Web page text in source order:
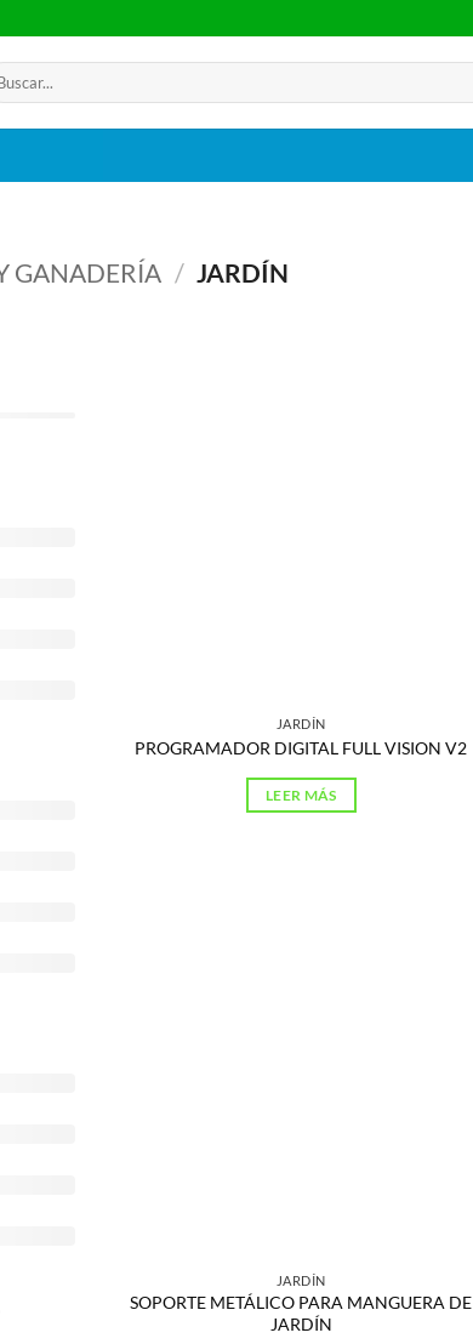
GANADERÍA / JARDÍN
JARDÍN
PROGRAMADOR DIGITAL FULL VISION V2
LEER MÁS
JARDÍN
SOPORTE METÁLICO PARA MANGUERA DE
JARDÍN